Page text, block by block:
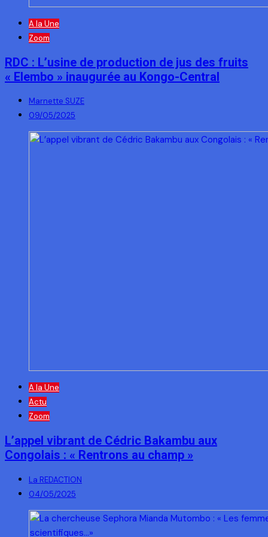
A la Une
Zoom
RDC : L’usine de production de jus des fruits
« Elembo » inaugurée au Kongo-Central
Marnette SUZE
09/05/2025
A la Une
Actu
Zoom
L’appel vibrant de Cédric Bakambu aux
Congolais : « Rentrons au champ »
La REDACTION
04/05/2025